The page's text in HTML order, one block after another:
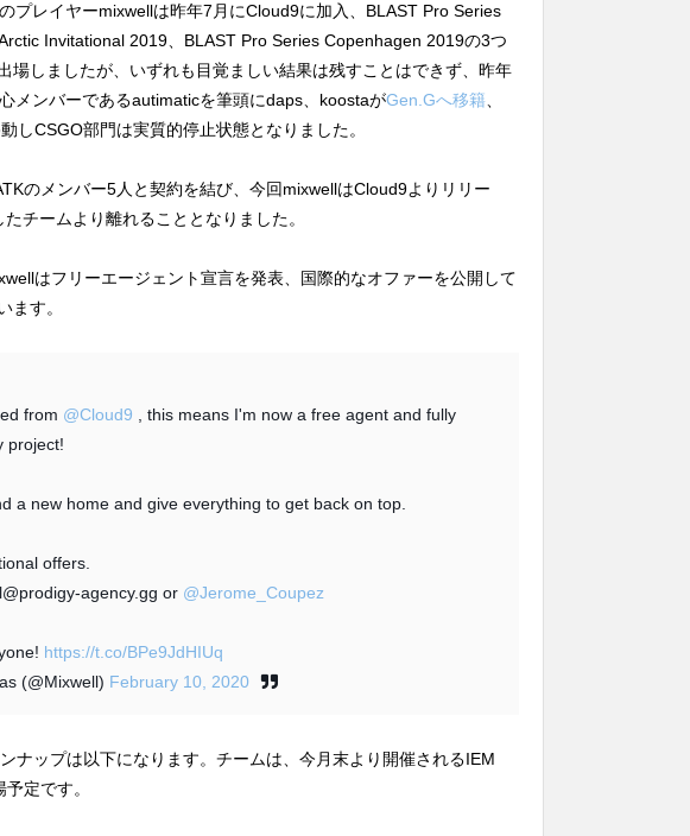
プレイヤーmixwellは昨年7月にCloud9に加入、BLAST Pro Series
Invitational 2019、BLAST Pro Series Copenhagen 2019の3つ
場しましたが、いずれも目覚ましい結果は残すことはできず、昨年
メンバーであるautimaticを筆頭にdaps、koostaがGen.Gへ移籍
しCSGO部門は実質的停止状態となりました。
のメンバー5人と契約を結び、今回mixwellはCloud9よりリリー
チームより離れることとなりました。
はフリーエージェント宣言を発表、国際的なオファーを公開して
ます。
from @Cloud9 , this means I'm now a free agent and fully
project!
a new home and give everything to get back on top.
offers.
agency.gg or @Jerome_Coupez
https://t.co/BPe9JdHIUq
(@Mixwell) February 10, 2020
ナップは以下になります。チームは、今月末より開催されるIEM
定です。